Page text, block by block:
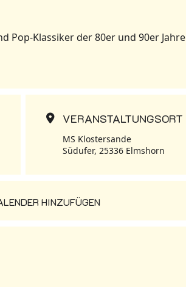
Pop-Klassiker der 80er und 90er Jahre
VERANSTALTUNGSORT
MS Klostersande
Südufer, 25336 Elmshorn
HINZUFÜGEN